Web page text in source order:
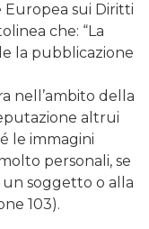
Europea sui Diritti
che: “La
la pubblicazione
nell’ambito della
altrui
le immagini
personali, se
soggetto o alla
103).